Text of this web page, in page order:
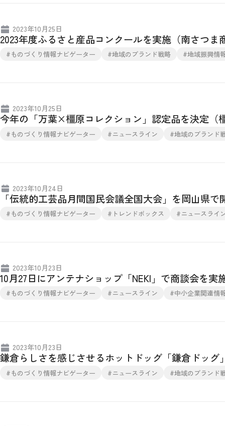
2023年10月25日
2023年度ふるさと産品コンクールを実施（南さつま
#ものづくり情報ナビゲーター #地域のブランド戦略 #地域振興情
2023年10月25日
今年の「万葉×橿原コレクション」認定品を決定（
#ものづくり情報ナビゲーター #ニュースライン #地域のブランド
2023年10月24日
「伝統的工芸品月間国民会議全国大会」を岡山県
#ものづくり情報ナビゲーター #トレンドボックス #ニュースライ
2023年10月23日
10月27日にアンテナショップ「NEKI」で商談会を実
#ものづくり情報ナビゲーター #ニュースライン #中小企業関連情
2023年10月23日
鎌倉らしさを感じさせるホットドッグ「鎌倉ドッ
#ものづくり情報ナビゲーター #ニュースライン #地域のブランド